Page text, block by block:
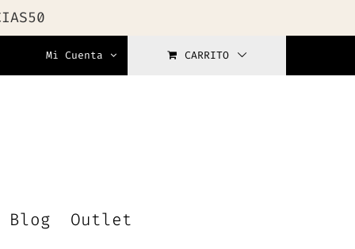
Mi Cuenta CARRITO
Blog Outlet